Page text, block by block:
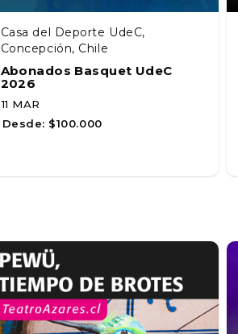
Casa del Deporte UdeC,
Concepción, Chile
Abonados Basquet UdeC
2026
11 MAR
Desde: $100.000